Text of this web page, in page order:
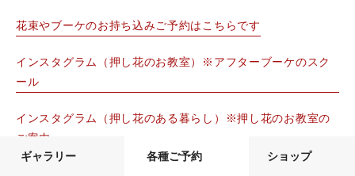
ギャラリー 各種ご予約 ショップ
花束やブーケのお持ち込みご予約はこちらです
インスタグラム（押し花のお教室）※アフターブーケのスク
ール
インスタグラム（押し花のある暮らし）※押し花のお教室の
ご案内